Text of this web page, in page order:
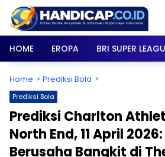
content
HOME
EROPA BRI SUPER
Home Prediksi Bola
Prediksi Bola
Prediksi Charlton
North End, 11 April
Berusaha Bangkit di